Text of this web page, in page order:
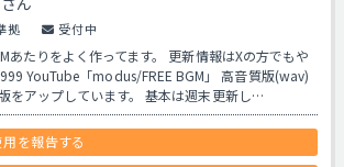
拠 受付中
あたりをよく作ってます。 更新情報はXの方でもや
YouTube「modus/FREE BGM」 高音質版(wav)
をアップしています。 基本は週末更新し…
を報告する